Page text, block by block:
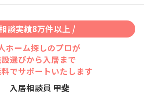
談実績8万件以上 /
ホーム探しのプロが
選びから入居まで
でサポートいたします
入居相談員 甲斐